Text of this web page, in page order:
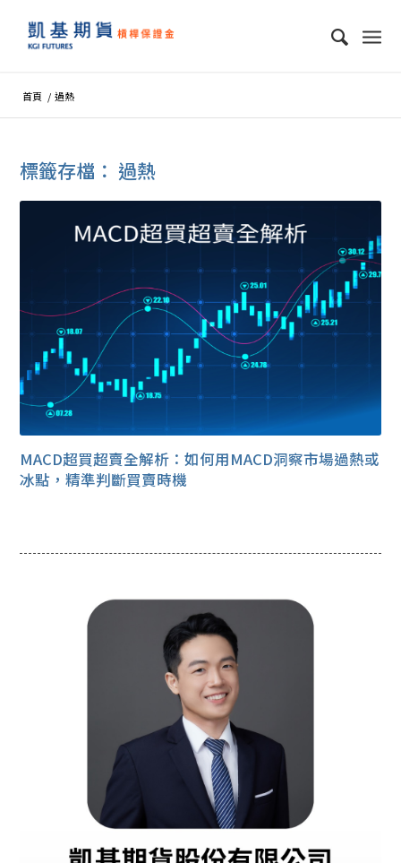
首頁 / 過熱
標籤存檔：過熱
MACD超買超賣全解析：如何用MACD洞察市場過熱或
冰點，精準判斷買賣時機